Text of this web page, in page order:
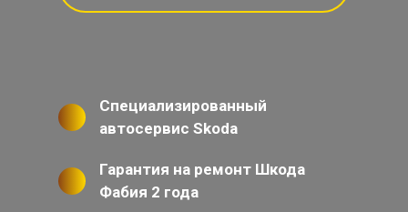
Специализированный
автосервис Skoda
Гарантия на ремонт Шкода
Фабия 2 года